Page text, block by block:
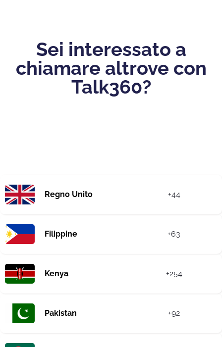
Sei interessato a
chiamare altrove con
Talk360?
Regno Unito +44
Filippine +63
Kenya +254
Pakistan +92